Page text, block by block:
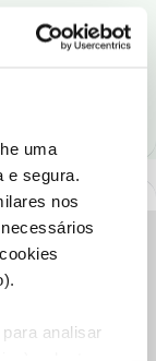
uma
segura.
nos
analisar